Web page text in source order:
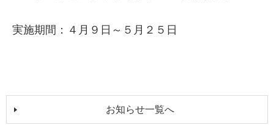
実施期間：４月９日～５月２５日
お知らせ一覧へ